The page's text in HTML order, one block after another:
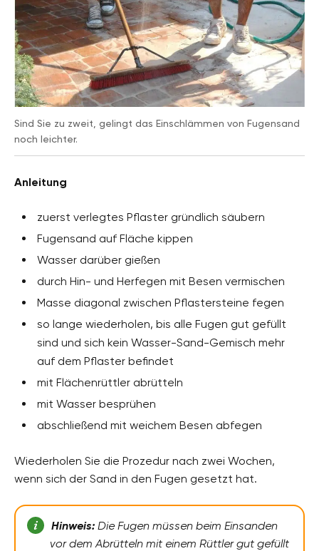
Sind Sie zu zweit, gelingt das Einschlämmen von Fugensand
noch leichter.
Anleitung
zuerst verlegtes Pflaster gründlich säubern
Fugensand auf Fläche kippen
Wasser darüber gießen
durch Hin- und Herfegen mit Besen vermischen
Masse diagonal zwischen Pflastersteine fegen
so lange wiederholen, bis alle Fugen gut gefüllt
sind und sich kein Wasser-Sand-Gemisch mehr
auf dem Pflaster befindet
mit Flächenrüttler abrütteln
mit Wasser besprühen
abschließend mit weichem Besen abfegen
Wiederholen Sie die Prozedur nach zwei Wochen,
wenn sich der Sand in den Fugen gesetzt hat.
Hinweis: Die Fugen müssen beim Einsanden
vor dem Abrütteln mit einem Rüttler gut gefüllt